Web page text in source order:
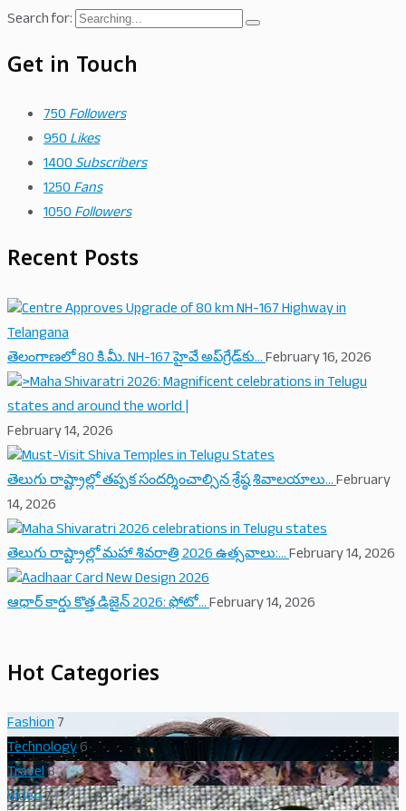
Search for:
Get in Touch
750Followers
950Likes
1400Subscribers
1250Fans
1050Followers
Recent Posts
తెలంగాణలో 80 కి.మీ. NH-167 హైవే అప్‌గ్రేడ్‌కు…February 16, 2026
February 14, 2026
తెలుగు రాష్ట్రాల్లో తప్పక సందర్శించాల్సిన శ్రేష్ఠ శివాలయాలు…February
14, 2026
తెలుగు రాష్ట్రాల్లో మహా శివరాత్రి 2026 ఉత్సవాలు:…February 14, 2026
ఆధార్ కార్డు కొత్త డిజైన్ 2026: ఫోటో…February 14, 2026
Hot Categories
Fashion7
Technology6
Travel8
Video7